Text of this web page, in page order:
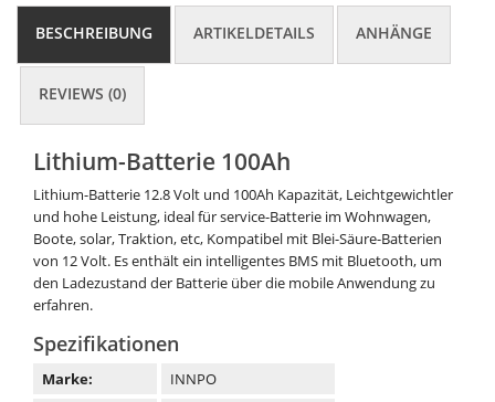
BESCHREIBUNG ARTIKELDETAILS ANHÄNGE
REVIEWS (0)
Lithium-Batterie 100Ah
Lithium-Batterie 12.8 Volt und 100Ah Kapazität, Leichtgewichtler
und hohe Leistung, ideal für service-Batterie im Wohnwagen,
Boote, solar, Traktion, etc, Kompatibel mit Blei-Säure-Batterien
von 12 Volt. Es enthält ein intelligentes BMS mit Bluetooth, um
den Ladezustand der Batterie über die mobile Anwendung zu
erfahren.
Spezifikationen
Marke:
INNPO